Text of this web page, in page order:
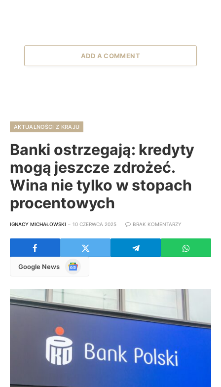
ADD A COMMENT
AKTUALNOŚCI Z KRAJU
Banki ostrzegają: kredyty
mogą jeszcze zdrożeć.
Wina nie tylko w stopach
procentowych
IGNACY MICHAŁOWSKI 10 CZERWCA 2025 BRAK KOMENTARZY
Google News
Google